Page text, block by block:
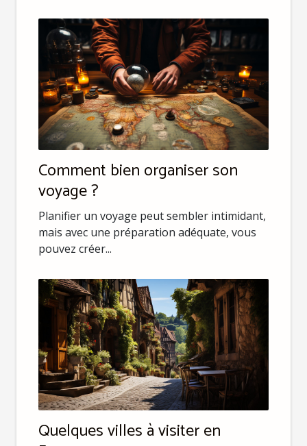
Comment bien organiser son
voyage ?
Planifier un voyage peut sembler intimidant,
mais avec une préparation adéquate, vous
pouvez créer...
Quelques villes à visiter en